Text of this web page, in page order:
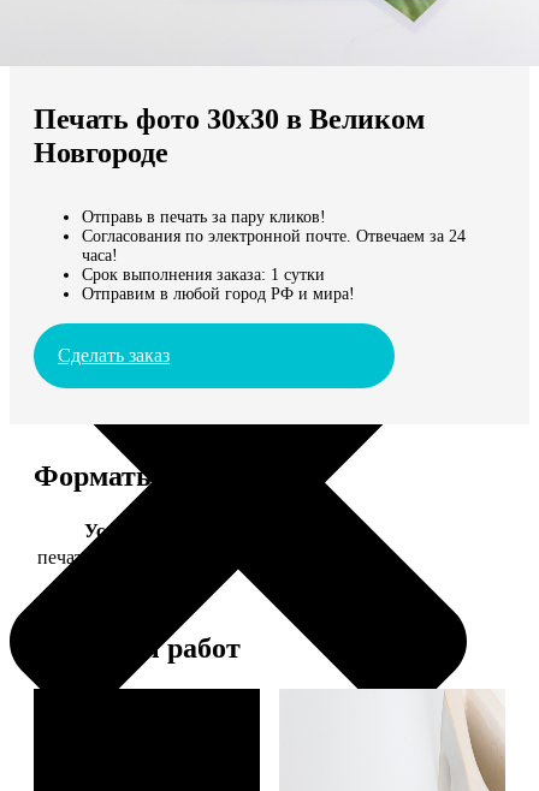
Мы доставляем по всему миру
Продолжить без города
Печать фото 30х30 в Великом
Новгороде
Отправь в печать за пару кликов!
Согласования по электронной почте. Отвечаем за 24
часа!
Срок выполнения заказа: 1 сутки
Отправим в любой город РФ и мира!
Сделать заказ
Форматы и цены
Услуга
печать фото 30х30
Примеры работ